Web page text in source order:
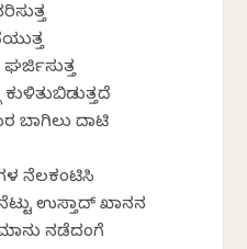
ಬಾಗಿಲು ದಾಟಿ
ನೆಲಕಂಟಿಸಿ
ಉಸ್ತಾದ್ ಖಾನನ
ನಡೆದಂಗೆ